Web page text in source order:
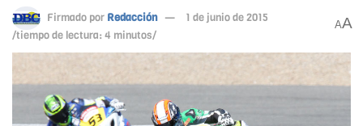
Firmado por Redacción
1 de junio de 2015
/tiempo de lectura: 4 minutos/
AA